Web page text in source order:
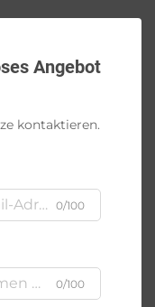
Angebot
kontaktieren.
0/100
0/100